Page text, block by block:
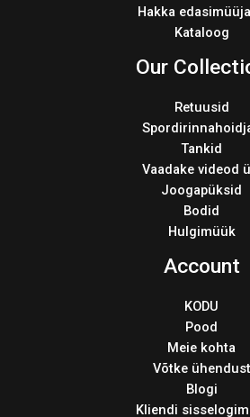
Hakka
Kataloog
Our
Retuusid
Tankid
Vaadake videod
Joogapüksid
Bodid
Hulgimüük
Account
KODU
Pood
Meie kohta
Võtke ühendust
Blogi
Kliendi